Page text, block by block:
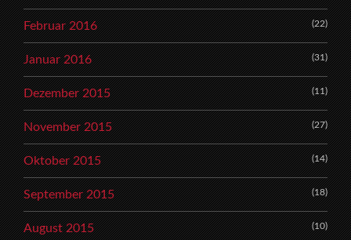
Februar 2016 (22)
Januar 2016 (31)
Dezember 2015 (11)
November 2015 (27)
Oktober 2015 (14)
September 2015 (18)
August 2015 (10)